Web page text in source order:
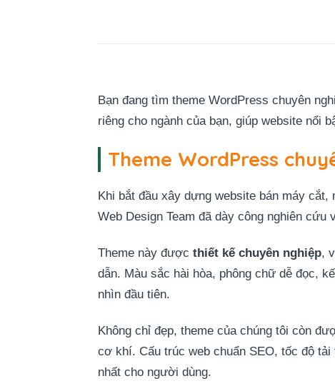
Bạn đang tìm theme WordPress chuyên
riêng cho ngành của bạn, giúp website nổi
Theme WordPress
Khi bắt đầu xây dựng website bán máy
Web Design Team đã dày công nghiên cứu
Theme này được thiết kế chuyên nghiệp,
dẫn. Màu sắc hài hòa, phông chữ dễ đọc,
nhìn đầu tiên.
Không chỉ đẹp, theme của chúng tôi còn
cơ khí. Cấu trúc web chuẩn SEO, tốc độ
nhất cho người dùng.